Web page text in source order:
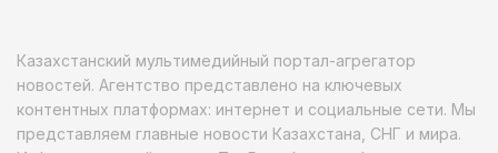
Казахстанский мультимедийный портал-агрегатор
новостей. Агентство представлено на ключевых
контентных платформах: интернет и социальные сети. Мы
представляем главные новости Казахстана, СНГ и мира.